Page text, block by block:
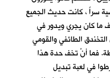
سراً ، كانت حديث الجميع
ما كان يجري ويدور في
الطائفي والقومي
فما أنْ تخف حدة هذا
في لعبة تبديل